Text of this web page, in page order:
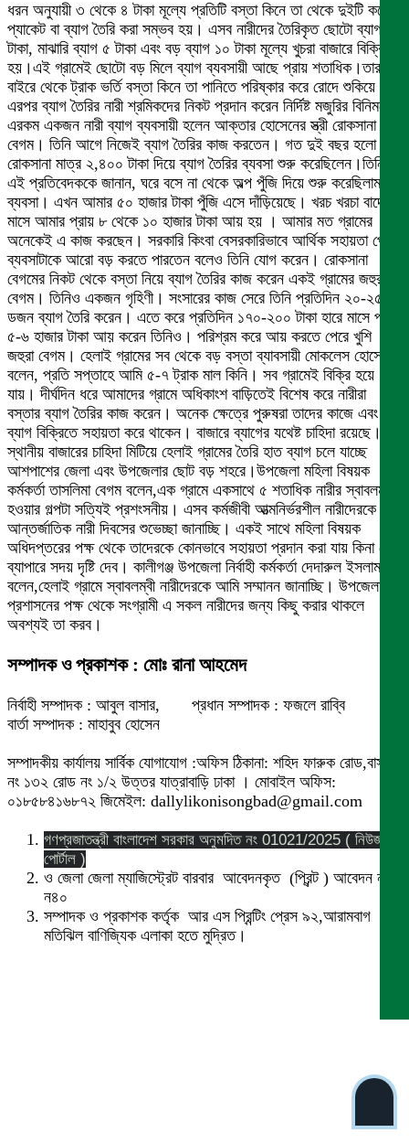
ধরন অনুযায়ী ৩ থেকে ৪ টাকা মূল্যে প্রতিটি বস্তা কিনে তা থেকে দুইটি করে
প্যাকেট বা ব্যাগ তৈরি করা সম্ভব হয়। এসব নারীদের তৈরিকৃত ছোটো ব্যাগ ৩
টাকা, মাঝারি ব্যাগ ৫ টাকা এবং বড় ব্যাগ ১০ টাকা মূল্যে খুচরা বাজারে বিক্রি
হয়।এই গ্রামেই ছোটো বড় মিলে ব্যাগ ব্যবসায়ী আছে প্রায় শতাধিক।তারা
বাইরে থেকে ট্রাক ভর্তি বস্তা কিনে তা পানিতে পরিষ্কার করে রোদে শুকিয়ে
এরপর ব্যাগ তৈরির নারী শ্রমিকদের নিকট প্রদান করেন নির্দিষ্ট মজুরির বিনিময়ে।
এরকম একজন নারী ব্যাগ ব্যবসায়ী হলেন আক্তার হোসেনের স্ত্রী রোকসানা
বেগম। তিনি আগে নিজেই ব্যাগ তৈরির কাজ করতেন। গত দুই বছর হলো
রোকসানা মাত্র ২,৪০০ টাকা দিয়ে ব্যাগ তৈরির ব্যবসা শুরু করেছিলেন।তিনি
এই প্রতিবেদককে জানান, ঘরে বসে না থেকে অল্প পুঁজি দিয়ে শুরু করেছিলাম
ব্যবসা। এখন আমার ৫০ হাজার টাকা পুঁজি এসে দাঁড়িয়েছে। খরচ খরচা বাদে
মাসে আমার প্রায় ৮ থেকে ১০ হাজার টাকা আয় হয় । আমার মত গ্রামের
অনেকেই এ কাজ করছেন। সরকারি কিংবা বেসরকারিভাবে আর্থিক সহায়তা পেলে
ব্যবসাটাকে আরো বড় করতে পারতেন বলেও তিনি যোগ করেন। রোকসানা
বেগমের নিকট থেকে বস্তা নিয়ে ব্যাগ তৈরির কাজ করেন একই গ্রামের জহুরা
বেগম। তিনিও একজন গৃহিণী। সংসারের কাজ সেরে তিনি প্রতিদিন ২০-২৫
ডজন ব্যাগ তৈরি করেন। এতে করে প্রতিদিন ১৭০-২০০ টাকা হারে মাসে প্রায়
৫-৬ হাজার টাকা আয় করেন তিনিও। পরিশ্রম করে আয় করতে পেরে খুশি
জহুরা বেগম। হেলাই গ্রামের সব থেকে বড় বস্তা ব্যাবসায়ী মোকলেস হোসেন
বলেন, প্রতি সপ্তাহে আমি ৫-৭ ট্রাক মাল কিনি। সব গ্রামেই বিক্রি হয়ে
যায়। দীর্ঘদিন ধরে আমাদের গ্রামে অধিকাংশ বাড়িতেই বিশেষ করে নারীরা
বস্তার ব্যাগ তৈরির কাজ করেন। অনেক ক্ষেত্রে পুরুষরা তাদের কাজে এবং
ব্যাগ বিক্রিতে সহায়তা করে থাকেন। বাজারে ব্যাগের যথেষ্ট চাহিদা রয়েছে।
স্থানীয় বাজারের চাহিদা মিটিয়ে হেলাই গ্রামের তৈরি হাত ব্যাগ চলে যাচ্ছে
আশপাশের জেলা এবং উপজেলার ছোট বড় শহরে।উপজেলা মহিলা বিষয়ক
কর্মকর্তা তাসলিমা বেগম বলেন,এক গ্রামে একসাথে ৫ শতাধিক নারীর স্বাবলম্বী
হওয়ার গল্পটা সত্যিই প্রশংসনীয়। এসব কর্মজীবী আত্মনির্ভরশীল নারীদেরকে
আন্তর্জাতিক নারী দিবসের শুভেচ্ছা জানাচ্ছি। একই সাথে মহিলা বিষয়ক
অধিদপ্তরের পক্ষ থেকে তাদেরকে কোনভাবে সহায়তা প্রদান করা যায় কিনা সে
ব্যাপারে সদয় দৃষ্টি দেব। কালীগঞ্জ উপজেলা নির্বাহী কর্মকর্তা দেদারুল ইসলাম
বলেন,হেলাই গ্রামে স্বাবলম্বী নারীদেরকে আমি সম্মানন জানাচ্ছি। উপজেলা
প্রশাসনের পক্ষ থেকে সংগ্রামী এ সকল নারীদের জন্য কিছু করার থাকলে
অবশ্যই তা করব।
সম্পাদক ও প্রকাশক : মোঃ রানা আহমেদ
নির্বাহী সম্পাদক : আবুল বাসার, প্রধান সম্পাদক : ফজলে রাব্বি
বার্তা সম্পাদক : মাহাবুব হোসেন
সম্পাদকীয় কার্যালয় সার্বিক যোগাযোগ :অফিস ঠিকানা: শহিদ ফারুক রোড,বাসা
নং ১৩২ রোড নং ১/২ উত্তর যাত্রাবাড়ি ঢাকা । মোবাইল অফিস:
০১৮৫৮৪১৬৮৭২ জিমেইল: dallylikonisongbad@gmail.com
গণপ্রজাতন্ত্রী বাংলাদেশ সরকার অনুমদিত নং 01021/2025 ( নিউজ
পোর্টাল )
ও জেলা জেলা ম্যাজিস্ট্রেট বারবার আবেদনকৃত (প্রিন্ট ) আবেদন নং
ন৪০
সম্পাদক ও প্রকাশক কর্তৃক আর এস প্রিন্টিং প্রেস ৯২,আরামবাগ
মতিঝিল বাণিজ্যিক এলাকা হতে মুদ্রিত।